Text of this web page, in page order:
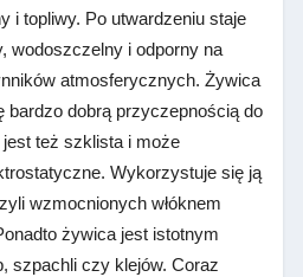
i topliwy. Po utwardzeniu staje
wodoszczelny i odporny na
atmosferycznych. Żywica
bardzo dobrą przyczepnością do
jest też szklista i może
Wykorzystuje się ją
wzmocnionych włóknem
żywica jest istotnym
szpachli czy klejów. Coraz